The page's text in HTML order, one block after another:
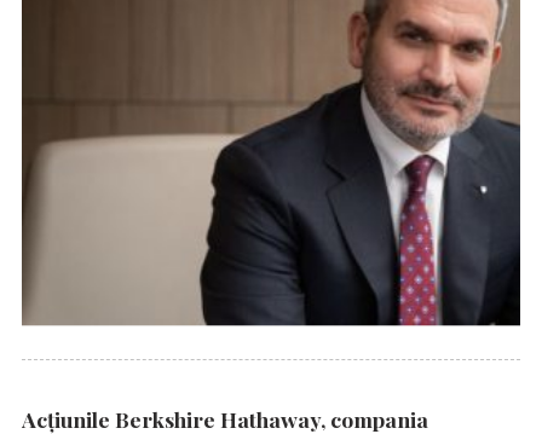
Acțiunile Berkshire Hathaway, compania